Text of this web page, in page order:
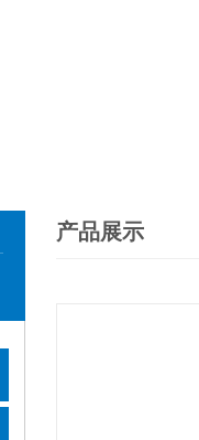
产品展示